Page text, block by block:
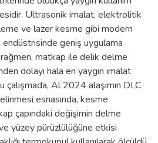
Ultrasonik imalat, elektrolitik
ve lazer kesme gibi modern
geniş uygulama
rağmen, matkap ile delik delme
dolayı hala en yaygın imalat
Al 2024 alaşımın DLC
esnasında, kesme
çapındaki değişimin delme
yüzey pürüzlülüğüne etkisi